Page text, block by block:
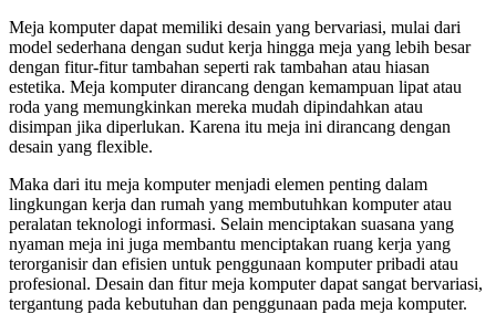
Meja komputer dapat memiliki desain yang bervariasi, mulai dari
model sederhana dengan sudut kerja hingga meja yang lebih besar
dengan fitur-fitur tambahan seperti rak tambahan atau hiasan
estetika. Meja komputer dirancang dengan kemampuan lipat atau
roda yang memungkinkan mereka mudah dipindahkan atau
disimpan jika diperlukan. Karena itu meja ini dirancang dengan
desain yang flexible.
Maka dari itu meja komputer menjadi elemen penting dalam
lingkungan kerja dan rumah yang membutuhkan komputer atau
peralatan teknologi informasi. Selain menciptakan suasana yang
nyaman meja ini juga membantu menciptakan ruang kerja yang
terorganisir dan efisien untuk penggunaan komputer pribadi atau
profesional. Desain dan fitur meja komputer dapat sangat bervariasi,
tergantung pada kebutuhan dan penggunaan pada meja komputer.